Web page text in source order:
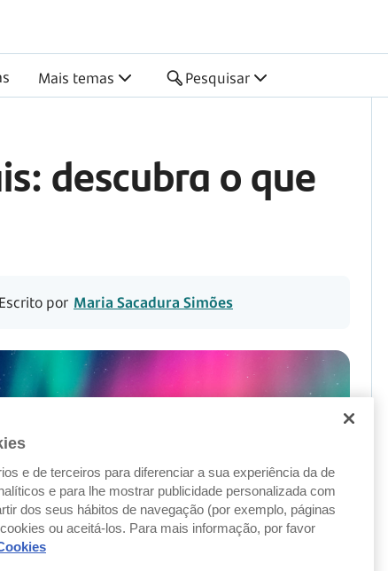
Mais temas Pesquisar
descubra o que
Escrito por Maria Sacadura Simões
e de terceiros para diferenciar a sua experiência da de
e para lhe mostrar publicidade personalizada com
dos seus hábitos de navegação (por exemplo, páginas
ou aceitá-los. Para mais informação, por favor